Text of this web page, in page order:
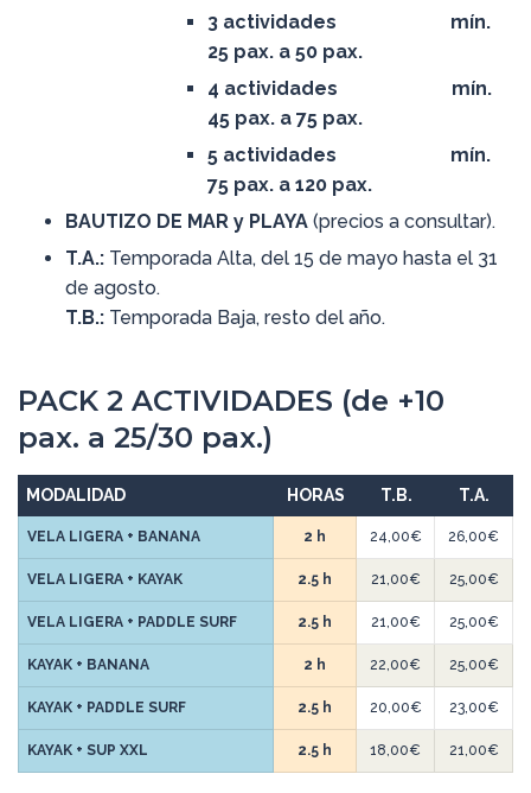
3 actividades mín.
25 pax. a 50 pax.
4 actividades mín.
45 pax. a 75 pax.
5 actividades mín.
75 pax. a 120 pax.
BAUTIZO DE MAR y PLAYA (precios a consultar).
T.A.: Temporada Alta, del 15 de mayo hasta el 31
de agosto.
T.B.: Temporada Baja, resto del año.
PACK 2 ACTIVIDADES (de +10
pax. a 25/30 pax.)
MODALIDAD HORAS T.B. T.A.
VELA LIGERA + BANANA 2 h 24,00€ 26,00€
VELA LIGERA + KAYAK 2.5 h 21,00€ 25,00€
VELA LIGERA + PADDLE SURF 2.5 h 21,00€ 25,00€
KAYAK + BANANA 2 h 22,00€ 25,00€
KAYAK + PADDLE SURF 2.5 h 20,00€ 23,00€
KAYAK + SUP XXL 2.5 h 18,00€ 21,00€